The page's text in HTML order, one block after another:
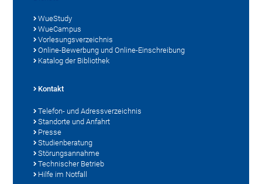
WueStudy
WueCampus
Vorlesungsverzeichnis
Online-Bewerbung und Online-Einschreibung
Katalog der Bibliothek
Kontakt
Telefon- und Adressverzeichnis
Standorte und Anfahrt
Presse
Studienberatung
Störungsannahme
Technischer Betrieb
Hilfe im Notfall